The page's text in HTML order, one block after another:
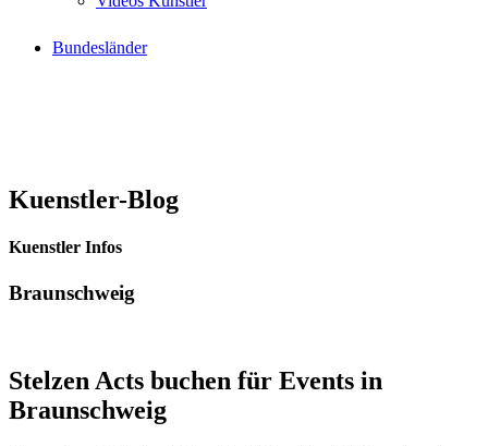
Bundesländer
Kuenstler-Blog
Kuenstler Infos
Braunschweig
Stelzen Acts buchen für Events in
Braunschweig